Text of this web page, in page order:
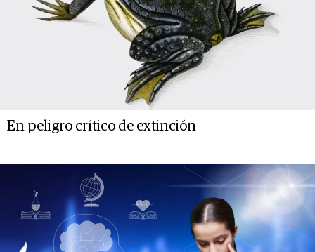
En peligro crítico de extinción